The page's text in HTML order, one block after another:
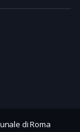
di Roma